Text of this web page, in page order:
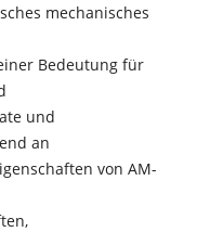
mechanisches
Bedeutung für
und
an
von AM-